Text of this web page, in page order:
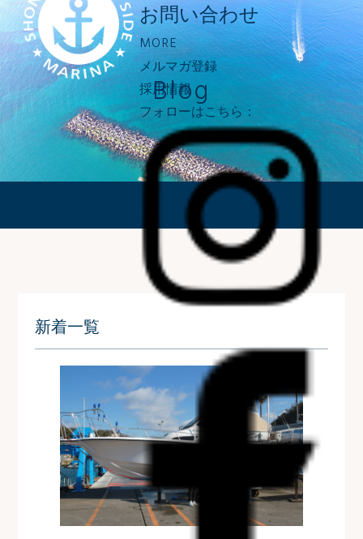
お問い合わせ
MORE
メルマガ登録
採用情報
フォローはこちら：
Blog
新着一覧